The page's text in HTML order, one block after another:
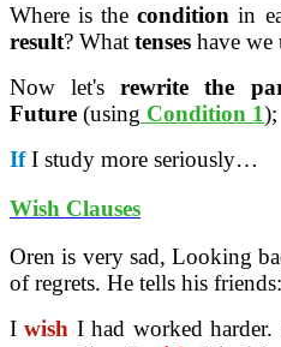
Where is thecondition in
result? What tenses have we
Now let'srewrite the
Future (using Condition 1);
IfI study more seriously…
Wish Clauses
Oren is very sad, Looking
of regrets. He tells his friends:
I wish I had worked